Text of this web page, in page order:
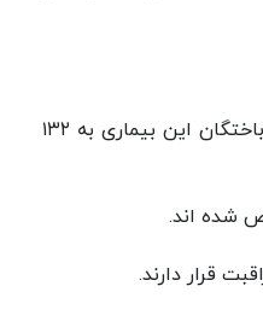
متاسفانه در طول ۲۴ ساعت گذشته، ۵۹ بیمار کووید۱۹ جان خود را از دست دادند و مجموع جان باختگان این بیماری به ۱۳۲